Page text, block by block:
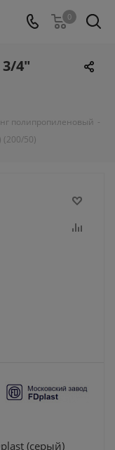
0
4"
полипропиленовый -
(200/50)
(серый)